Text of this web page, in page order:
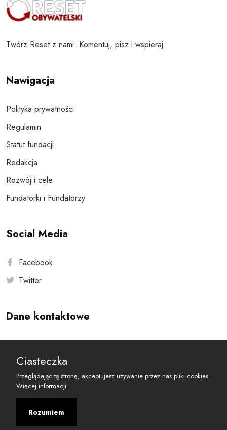
Twórz Reset z nami. Komentuj, pisz i wspieraj
Nawigacja
Polityka prywatności
Regulamin
Statut fundacji
Redakcja
Rozwój i cele
Fundatorki i Fundatorzy
Social Media
Facebook
Twitter
Dane kontaktowe
reset@resetobywatelski.pl
Ciasteczka
Przeglądając tą stronę, akceptujesz używanie przez nas pliki cookies.
Więcej informacji
Rozumiem